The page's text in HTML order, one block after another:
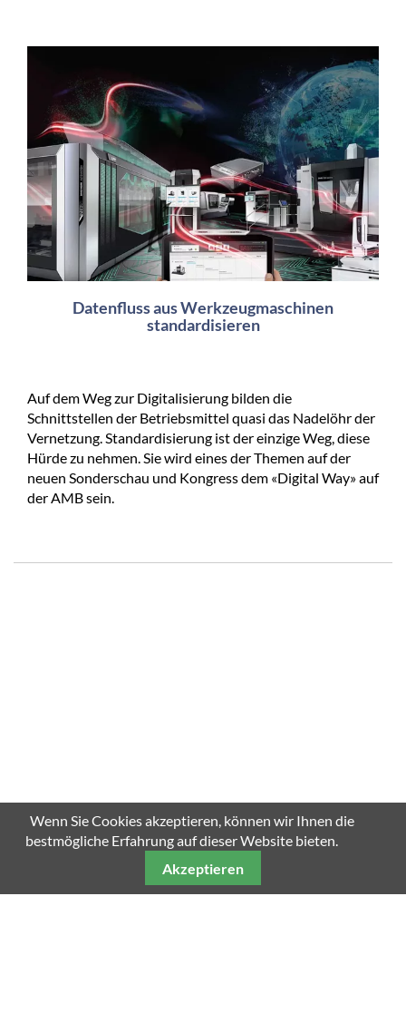
Datenfluss aus Werkzeugmaschinen
standardisieren
Auf dem Weg zur Digitalisierung bilden die
Schnittstellen der Betriebsmittel quasi das Nadelöhr der
Vernetzung. Standardisierung ist der einzige Weg, diese
Hürde zu nehmen. Sie wird eines der Themen auf der
neuen Sonderschau und Kongress dem «Digital Way» auf
der AMB sein.
Wenn Sie Cookies akzeptieren, können wir Ihnen die
bestmögliche Erfahrung auf dieser Website bieten.
Akzeptieren